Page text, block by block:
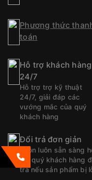
Phương thức
toán
Hỗ trợ khách hàng
24/7
Hỗ trợ trợ kỹ thuật
24/7, giải đáp các
vướng mắc của quý
khách hàng
Đổi trả đơn giản
Luôn luôn sẵn sàng
trợ quý khách hàng
trả nếu sản phẩm bị